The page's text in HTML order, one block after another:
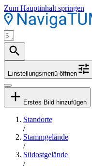
Zum Hauptinhalt springen
Einstellungsmenü öffnen
Erstes Bild hinzufügen
Standorte
/
Stammgelände
/
Südostgelände
/